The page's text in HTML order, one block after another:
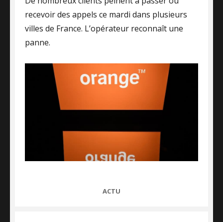
recevoir des appels ce mardi dans plusieurs
villes de France. L’opérateur reconnaît une
panne.
CATEGORIES
ACTU